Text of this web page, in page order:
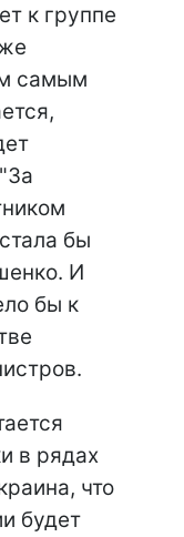
к группе
самым
бы
И
бы к
в рядах
что
будет